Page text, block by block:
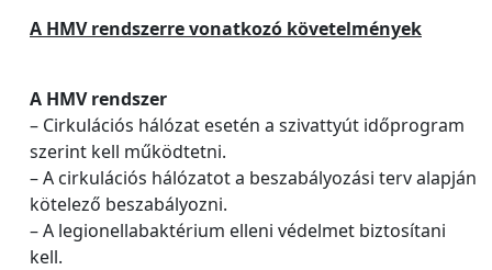
A HMV rendszerre vonatkozó követelmények
A HMV rendszer
– Cirkulációs hálózat esetén a szivattyút időprogram
szerint kell működtetni.
– A cirkulációs hálózatot a beszabályozási terv alapján
kötelező beszabályozni.
– A legionellabaktérium elleni védelmet biztosítani
kell.